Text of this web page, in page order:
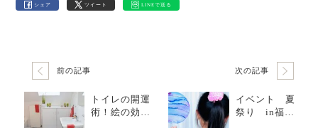
シェア ツイート LINEで送る
前の記事
トイレの開運
術！絵の効果
次の記事
イベント 夏
祭り in福岡